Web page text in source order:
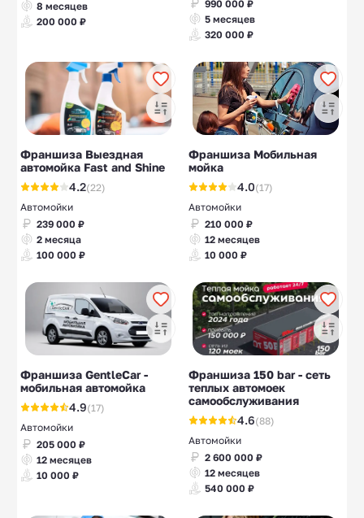
8 месяцев
200 000 ₽
990 000 ₽
5 месяцев
320 000 ₽
Франшиза Выездная
автомойка Fast and Shine
4.2(22)
Автомойки
239 000 ₽
2 месяца
100 000 ₽
Франшиза Мобильная
мойка
4.0(17)
Автомойки
210 000 ₽
12 месяцев
10 000 ₽
Франшиза GentleCar -
мобильная автомойка
4.9(17)
Автомойки
205 000 ₽
12 месяцев
10 000 ₽
Франшиза 150 bar - сеть
теплых автомоек
самообслуживания
4.6(88)
Автомойки
2 600 000 ₽
12 месяцев
540 000 ₽